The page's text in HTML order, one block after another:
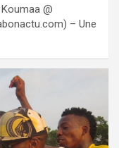
@
– Une